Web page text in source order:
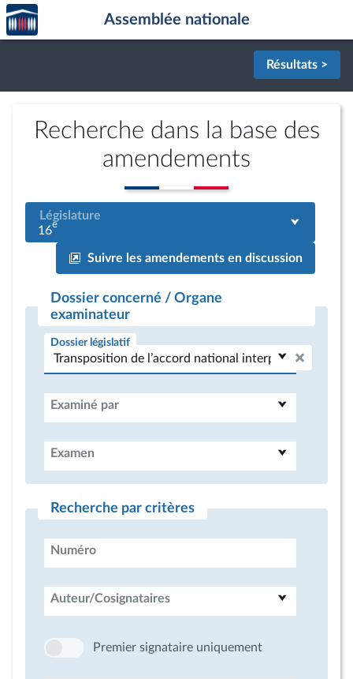
Aller au contenu
Aller en bas de la page
Accèder
à la
page
Assemblée nationale
Résultats >
Recherche dans la base des
amendements
Législature
16e
Suivre les amendements en discussion
Dossier concerné / Organe
examinateur
Dossier législatif
Examiné par
Examen
Recherche par critères
Numéro
Auteur/Cosignataires
Premier signataire uniquement